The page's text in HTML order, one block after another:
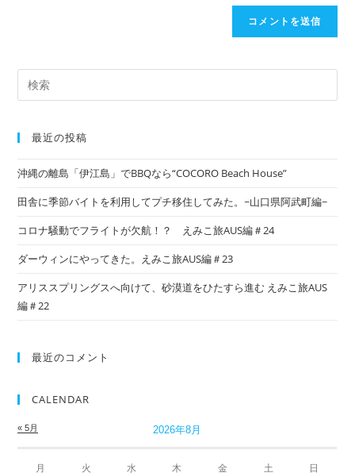
最近の投稿
沖縄の離島「伊江島」でBBQなら“COCORO Beach House”
田舎に季節バイトを利用してプチ移住してみた。~山口県阿武町編~
コロナ騒動でフライトが欠航！？ えみこ旅AUS編＃24
ダーウィンにやってきた。えみこ旅AUS編＃23
アリススプリングスへ向けて、砂漠道をひたすら進む えみこ旅AUS
編＃22
最近のコメント
CALENDAR
2026年8月
月 火 水 木 金 土 日
« 5月